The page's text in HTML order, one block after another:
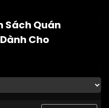
Sách Quán
Cho